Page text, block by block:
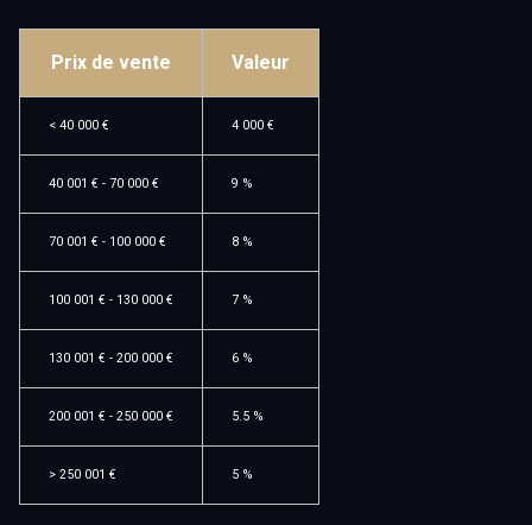
fonds de
commerce
terrains
garages
garages
et
parking
Prix de vente Valeur
< 40 000 € 4 000 €
40 001 € - 70 000 € 9 %
70 001 € - 100 000 € 8 %
100 001 € - 130 000 € 7 %
130 001 € - 200 000 € 6 %
200 001 € - 250 000 € 5.5 %
> 250 001 € 5 %